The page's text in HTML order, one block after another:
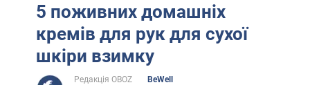
5 поживних домашніх
кремів для рук для сухої
шкіри взимку
Редакція OBOZ
BeWell